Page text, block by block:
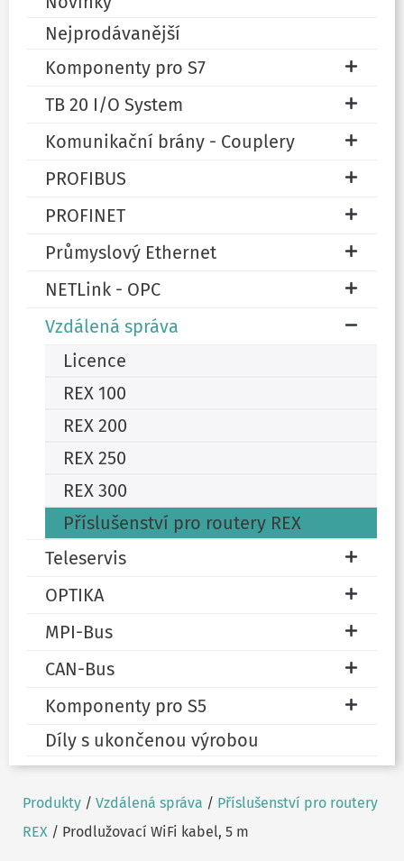
Nejprodávanější
Komponenty pro S7
TB 20 I/O System
Komunikační brány - Couplery
PROFIBUS
PROFINET
Průmyslový Ethernet
NETLink - OPC
Vzdálená správa
Licence
REX 100
REX 200
REX 250
REX 300
Příslušenství pro routery REX
Teleservis
OPTIKA
MPI-Bus
CAN-Bus
Komponenty pro S5
Díly s ukončenou výrobou
Produkty / Vzdálená správa / Příslušenství pro routery
REX / Prodlužovací WiFi kabel, 5 m